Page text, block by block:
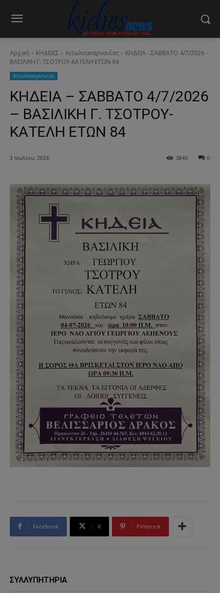
Αρχική ΚΗΔΕΙΕΣ Aιτωλοακαρνανίας
ΚΗΔΕΙΑ - ΣΑΒΒΑΤΟ 4/7/2026 -
ΒΑΣΙΛΙΚΗ Γ. ΤΣΟΤΡΟΥ-ΚΑΤΕΛΗ ΕΤΩΝ 84
Aιτωλοακαρνανίας
ΚΗΔΕΙΑ – ΣΑΒΒΑΤΟ 4/7/2026
– ΒΑΣΙΛΙΚΗ Γ. ΤΣΟΤΡΟΥ-
ΚΑΤΕΛΗ ΕΤΩΝ 84
3 Ιουλίου, 2026 0
3845
Facebook X Pinterest
ΣΥΛΛΥΠΗΤΗΡΙΑ